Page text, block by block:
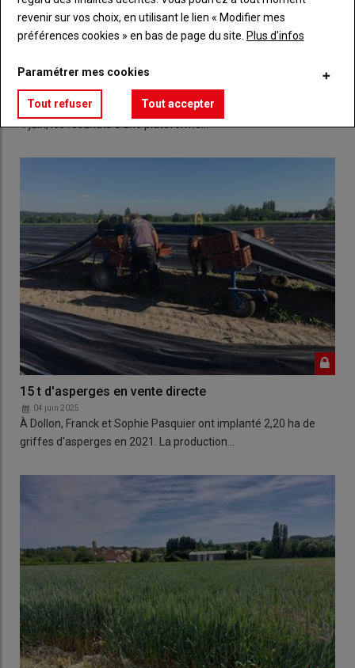
par Jeusselin et Verron
11 juin 2025
Les négoces Jeusselin et Verron ont présenté à leurs clients, le
4 juin, les résultats d'une plateforme…
15 t d'asperges en vente directe
04 juin 2025
À Dollon, Franck et Sophie Pasquier ont implanté 2,20 ha de
griffes d'asperges en 2021. La production…
revenir sur vos choix, en utilisant le lien « Modifier mes
préférences cookies » en bas de page du site. Plus d'infos
Paramétrer mes cookies
Tout refuser Tout accepter